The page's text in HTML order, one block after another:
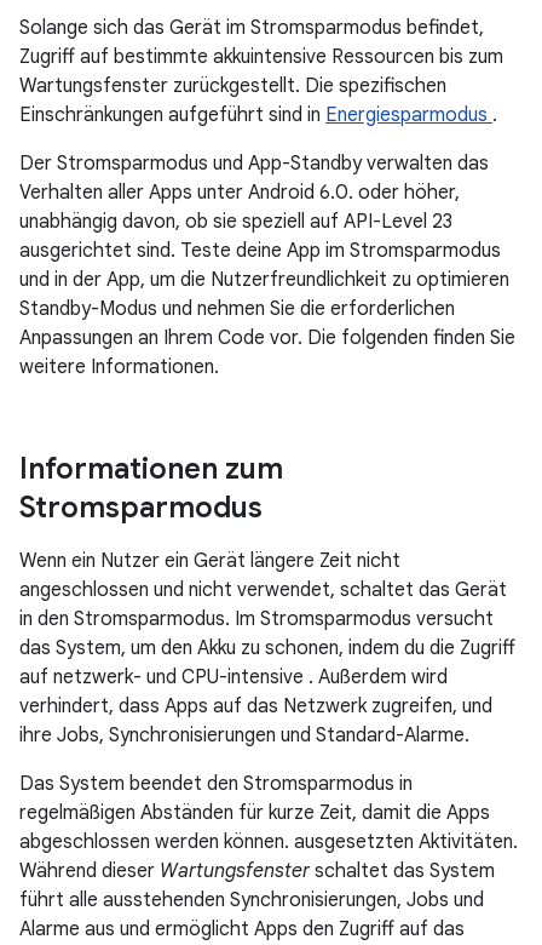
Solange sich das Gerät im Stromsparmodus befindet,
Zugriff auf bestimmte akkuintensive Ressourcen bis zum
Wartungsfenster zurückgestellt. Die spezifischen
Einschränkungen aufgeführt sind in Energiesparmodus .
Der Stromsparmodus und App-Standby verwalten das
Verhalten aller Apps unter Android 6.0. oder höher,
unabhängig davon, ob sie speziell auf API-Level 23
ausgerichtet sind. Teste deine App im Stromsparmodus
und in der App, um die Nutzerfreundlichkeit zu optimieren
Standby-Modus und nehmen Sie die erforderlichen
Anpassungen an Ihrem Code vor. Die folgenden finden Sie
weitere Informationen.
Informationen zum
Stromsparmodus
Wenn ein Nutzer ein Gerät längere Zeit nicht
angeschlossen und nicht verwendet, schaltet das Gerät
in den Stromsparmodus. Im Stromsparmodus versucht
das System, um den Akku zu schonen, indem du die Zugriff
auf netzwerk- und CPU-intensive . Außerdem wird
verhindert, dass Apps auf das Netzwerk zugreifen, und
ihre Jobs, Synchronisierungen und Standard-Alarme.
Das System beendet den Stromsparmodus in
regelmäßigen Abständen für kurze Zeit, damit die Apps
abgeschlossen werden können. ausgesetzten Aktivitäten.
Während dieser Wartungsfensterschaltet das System
führt alle ausstehenden Synchronisierungen, Jobs und
Alarme aus und ermöglicht Apps den Zugriff auf das